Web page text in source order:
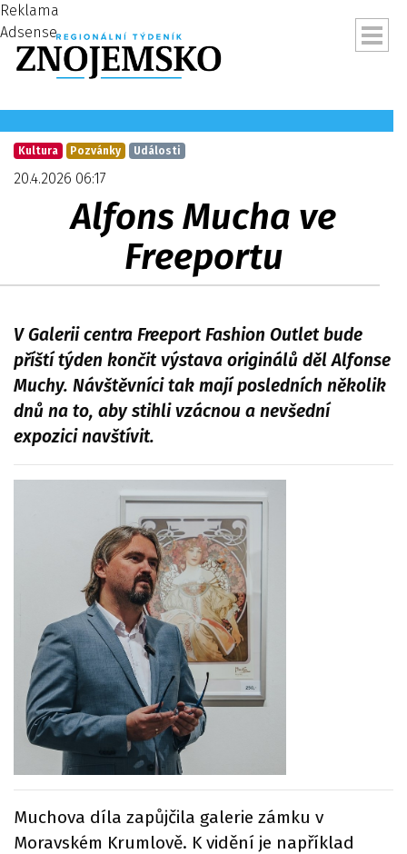
Reklama
Adsense
Kultura Pozvánky Události
20.4.2026 06:17
Alfons Mucha ve
Freeportu
V Galerii centra Freeport Fashion Outlet bude
příští týden končit výstava originálů děl Alfonse
Muchy. Návštěvníci tak mají posledních několik
dnů na to, aby stihli vzácnou a nevšední
expozici navštívit.
Muchova díla zapůjčila galerie zámku v
Moravském Krumlově. K vidění je například